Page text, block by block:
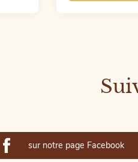
sur notre page Facebook